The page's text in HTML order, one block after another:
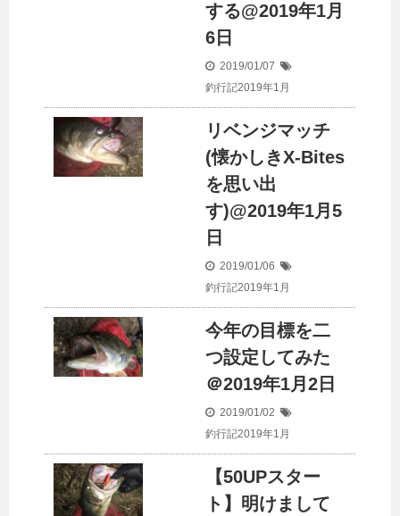
する@2019年1月
6日
2019/01/07
釣行記2019年1月
リベンジマッチ
(懐かしきX-Bites
を思い出
す)@2019年1月5
日
2019/01/06
釣行記2019年1月
今年の目標を二
つ設定してみた
＠2019年1月2日
2019/01/02
釣行記2019年1月
【50UPスター
ト】明けまして